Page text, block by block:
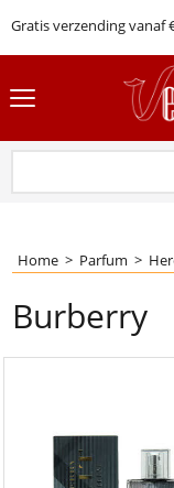
Gratis verzending vanaf
Home > Parfum >
Burberry